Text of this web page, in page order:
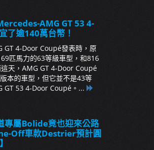
AMG GT 53 4-
了逾140萬台幣！
GT 4-Door Coupé發表時，原
匹馬力的63等級車型，和816
天，AMG GT 4-Door Coupé
本的車型，但它並不是43等
GT 53 4-Door Coupé。...
專屬Bolide竟也迎來公路
Off車款Destrier預計圓